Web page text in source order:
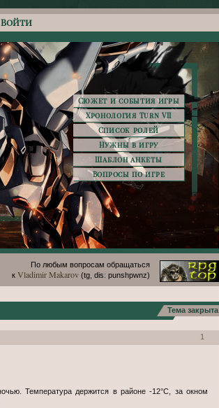
Сюжет и события игры
Хронология Turn VII
Список ролей
Нужны в игру
Шаблон анкеты
Вопросы по игре
По любым вопросам обращаться
к Vladimir Makarov (tg, dis: punshpwnz)
Войти
Тема закрыта
1
Температура держится в районе -12°С, за окном